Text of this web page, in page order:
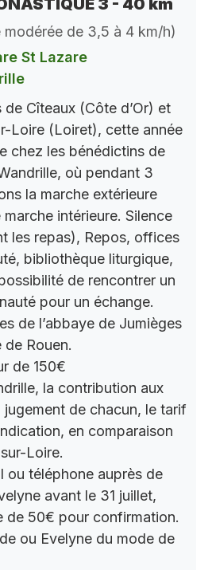
3 - 40 km
de 3,5 à 4 km/h)
St Lazare
Cîteaux (Côte d’Or) et
Loire (Loiret), cette année
chez les bénédictins de
où pendant 3
la marche extérieure
intérieure. Silence
les repas), Repos, offices
bibliothèque liturgique,
de rencontrer un
pour un échange.
de l’abbaye de Jumièges
Rouen.
de 150€
la contribution aux
jugement de chacun, le tarif
en comparaison
Loire.
ou téléphone auprès de
avant le 31 juillet,
de 50€ pour confirmation.
ou Evelyne du mode de